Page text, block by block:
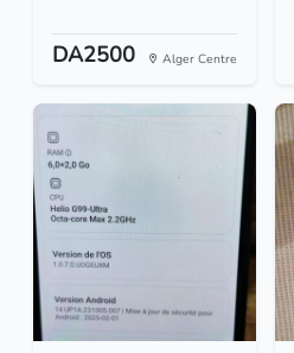
DA2500 Alger Centre